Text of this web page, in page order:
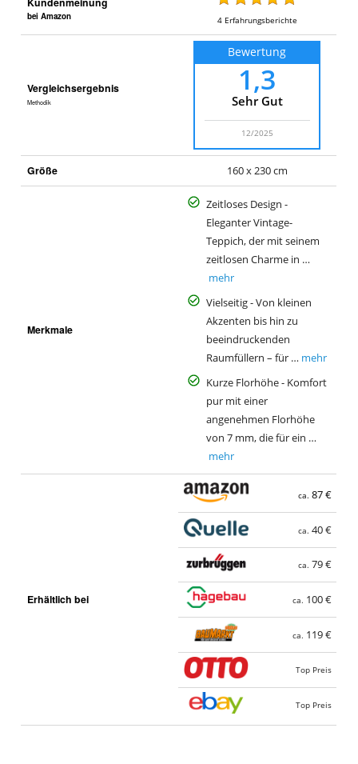
bei Amazon 4 Erfahrungsberichte
Vergleichsergebnis
Methodik
Bewertung
1,3
Sehr Gut
12/2025
Größe 160 x 230 cm
Merkmale
Zeitloses Design -
Eleganter Vintage-
Teppich, der mit seinem
zeitlosen Charme in …
mehr
Vielseitig - Von kleinen
Akzenten bis hin zu
beeindruckenden
Raumfüllern – für … mehr
Kurze Florhöhe - Komfort
pur mit einer
angenehmen Florhöhe
von 7 mm, die für ein …
mehr
Erhältlich bei
ca. 87 €
ca. 40 €
ca. 79 €
ca. 100 €
ca. 119 €
Top Preis
Top Preis